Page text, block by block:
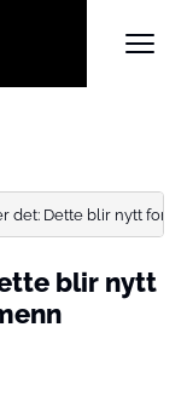
det: Dette blir nytt for
blir nytt